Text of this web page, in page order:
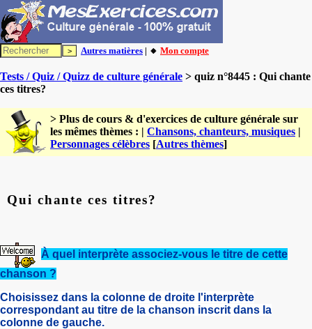
Autres matières | 🔸 Mon compte
Tests / Quiz / Quizz de culture générale > quiz n°8445 : Qui chante
ces titres?
> Plus de cours & d'exercices de culture générale sur
les mêmes thèmes : | Chansons, chanteurs, musiques |
Personnages célèbres [Autres thèmes]
Qui chante ces titres?
À quel interprète associez-vous le titre de cette
chanson ?
Choisissez dans la colonne de droite l'interprète
correspondant au titre de la chanson inscrit dans la
colonne de gauche.